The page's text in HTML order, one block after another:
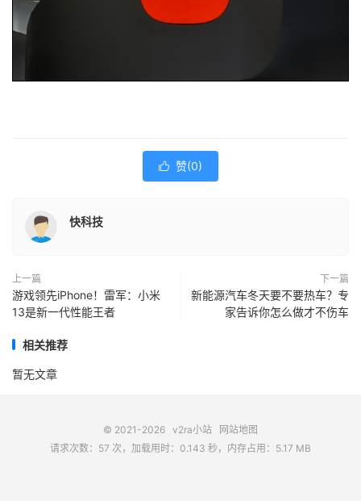
 赞(0)
快科技
上一篇
游戏领先iPhone！雷军：小米
13是新一代性能王者
下一篇
新能源汽车冬天要不要热车？专
家告诉你怎么做才不伤车
相关推荐
暂无文章
© 2021-2026 v2ra小站
网站地图
请求次数：57 次，加载用时：0.143 秒，内存占用：5.17 MB